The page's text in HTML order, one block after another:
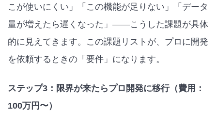
こが使いにくい」「この機能が足りない」「データ
量が増えたら遅くなった」——こうした課題が具体
的に見えてきます。この課題リストが、プロに開発
を依頼するときの「要件」になります。
ステップ3：限界が来たらプロ開発に移行（費用：
100万円〜）